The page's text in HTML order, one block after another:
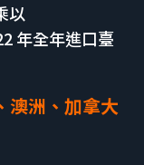
以
年全年進口臺
澳洲、加拿大